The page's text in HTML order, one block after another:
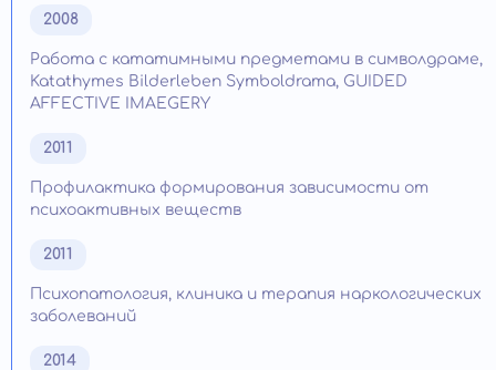
2008
Работа с кататимными предметами в символдраме,
Katathymes Bilderleben Symboldrama, GUIDED
AFFECTIVE IMAEGЕRY
2011
Профилактика формирования зависимости от
психоактивных веществ
2011
Психопатология, клиника и терапия наркологических
заболеваний
2014